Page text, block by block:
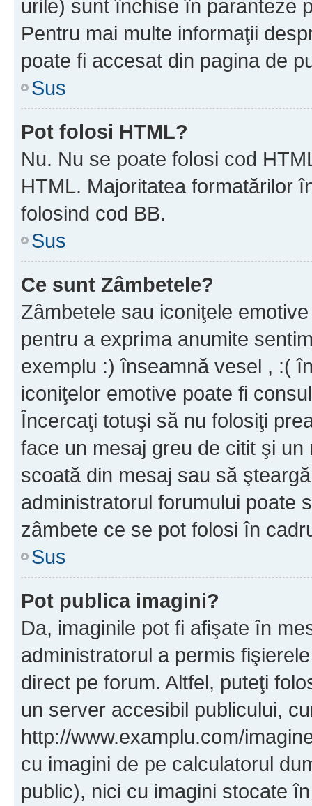
urile) sunt închise în paranteze
Pentru mai multe informaţii
poate fi accesat din pagina de
Sus
Pot folosi HTML?
Nu. Nu se poate folosi cod
HTML. Majoritatea formatărilor
folosind cod BB.
Sus
Ce sunt Zâmbetele?
Zâmbetele sau iconiţele
pentru a exprima anumite
exemplu :) înseamnă vesel , :(
iconiţelor emotive poate fi
Încercaţi totuşi să nu folosiţi
face un mesaj greu de citit şi
scoată din mesaj sau să
administratorul forumului poate
zâmbete ce se pot folosi în
Sus
Pot publica imagini?
Da, imaginile pot fi afişate în
administratorul a permis
direct pe forum. Altfel, puteţi
un server accesibil publicului,
http://www.examplu.com/
cu imagini de pe calculatorul
public), nici cu imagini stocate